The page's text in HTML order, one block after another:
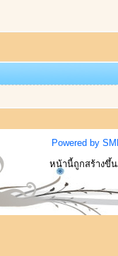
Powered by
หน้านี้ถูกสร้างขึ้น